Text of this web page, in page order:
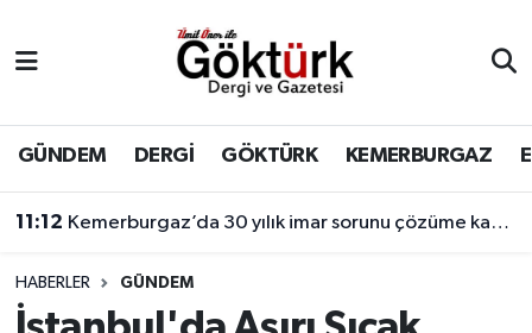
GÜNDEM DERGİ GÖKTÜRK KEMERBURGAZ
11:12 Kemerburgaz’da 30 yılık imar sorunu çözüme kavuşuyor
HABERLER GÜNDEM
BİLİM
DERGİ
DÜNYA
Eyüpsultan Hava Durumu
Eyüpsultan Trafik Yoğunluk Haritası
Süper Lig Puan Durumu ve Fikstür
Tüm Manşetler